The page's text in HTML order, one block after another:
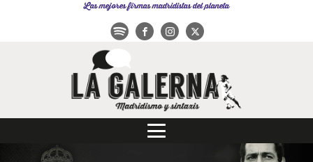
Las mejores firmas madridistas del planeta